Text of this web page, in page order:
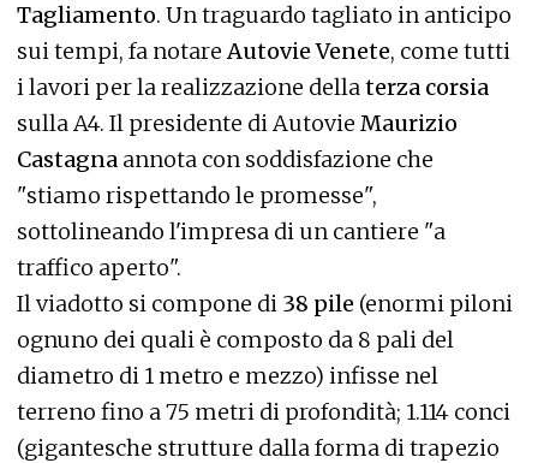
Tagliamento. Un traguardo tagliato in anticipo
sui tempi, fa notareAutovie Venete, come tutti
i lavori per la realizzazione dellaterza corsia
sulla A4. Il presidente di Autovie Maurizio
Castagna annota con soddisfazione che
"stiamo rispettando le promesse",
sottolineando l'impresa di un cantiere "a
traffico aperto".
Il viadotto si compone di 38 pile (enormi piloni
ognuno dei quali è composto da 8 pali del
diametro di 1 metro e mezzo) infisse nel
terreno fino a 75 metri di profondità; 1.114 conci
(gigantesche strutture dalla forma di trapezio